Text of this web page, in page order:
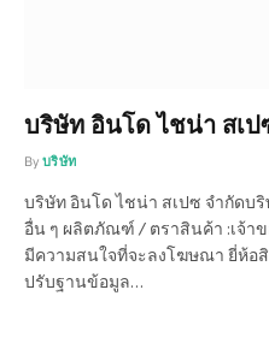
บริษัท อินโด ไชน่า สเ
By บริษัท
บริษัท อินโด ไชน่า สเปซ จำกัดบ
อื่น ๆ ผลิตภัณฑ์ / ตราสินค้า :เจ้า
มีความสนใจที่จะลงโฆษณา ยี่ห้
ปรับฐานข้อมูล…